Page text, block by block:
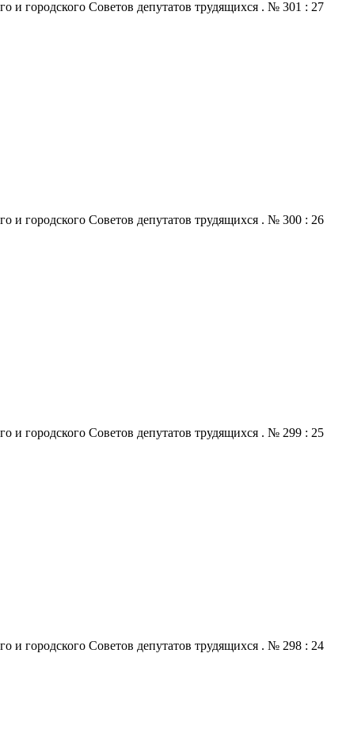
и городского Советов депутатов трудящихся . № 301 : 27
и городского Советов депутатов трудящихся . № 300 : 26
и городского Советов депутатов трудящихся . № 299 : 25
и городского Советов депутатов трудящихся . № 298 : 24